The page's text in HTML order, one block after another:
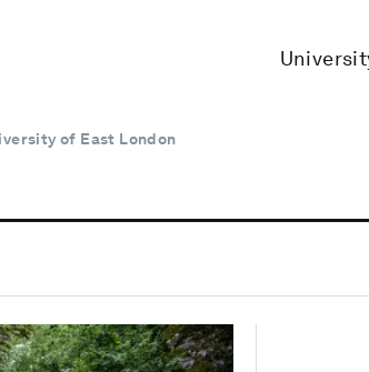
of East London